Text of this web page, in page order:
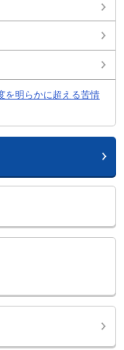
を明らかに超える苦情